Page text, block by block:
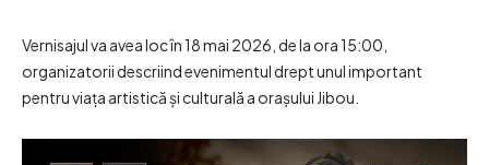
Vernisajul va avea loc în 18 mai 2026, de la ora 15:00,
organizatorii descriind evenimentul drept unul important
pentru viața artistică și culturală a orașului Jibou.